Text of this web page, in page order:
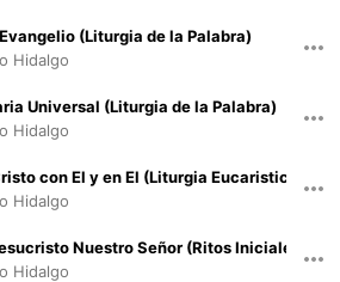
(Liturgia de la Palabra)
Hidalgo
Universal (Liturgia de la Palabra)
Hidalgo
con El y en El (Liturgia Eucaristica)
Hidalgo
Nuestro Señor (Ritos Iniciales)
Hidalgo